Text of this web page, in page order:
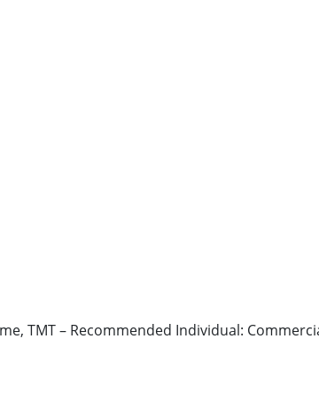
TMT – Recommended Individual: